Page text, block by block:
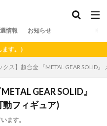
情報 お知らせ
クス】超合金 『METAL GEAR SOLID
GEAR SOLID』
動フィギュア)
ます。